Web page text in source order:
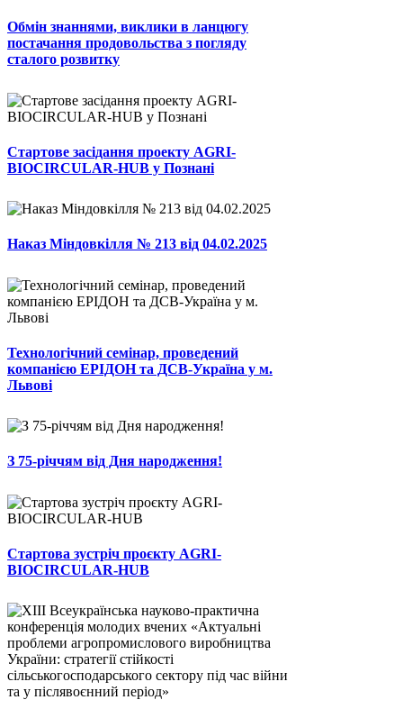
Обмін знаннями, виклики в ланцюгу
постачання продовольства з погляду
сталого розвитку
Стартове засідання проекту AGRI-
BIOCIRCULAR-HUB у Познані
Наказ Міндовкілля № 213 від 04.02.2025
Технологічний семінар, проведений
компанією ЕРІДОН та ДСВ-Україна у м.
Львові
З 75-річчям від Дня народження!
Стартова зустріч проєкту AGRI-
BIOCIRCULAR-HUB